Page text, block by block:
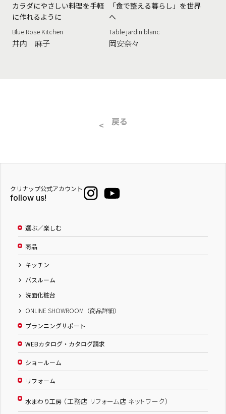
カラダにやさしい料理を手軽
に作れるように
Blue Rose Kitchen
井内 麻子
「食で整える暮らし」を世界
へ
Table jardin blanc
岡安奈々
戻る
クリナップ公式アカウント
follow us!
選ぶ／楽しむ
商品
キッチン
バスルーム
洗面化粧台
ONLINE SHOWROOM（商品詳細）
プランニングサポート
WEBカタログ・カタログ請求
ショールーム
リフォーム
水まわり工房 （工務店 リフォーム店 ネットワーク）